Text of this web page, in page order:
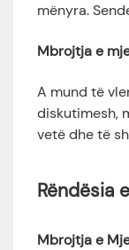
mënyra.
Mbrojtja e
A mund të
diskutimesh,
vetë dhe të
Rëndësia
Mbrojtja e